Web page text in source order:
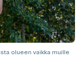
olueen vaikka muille